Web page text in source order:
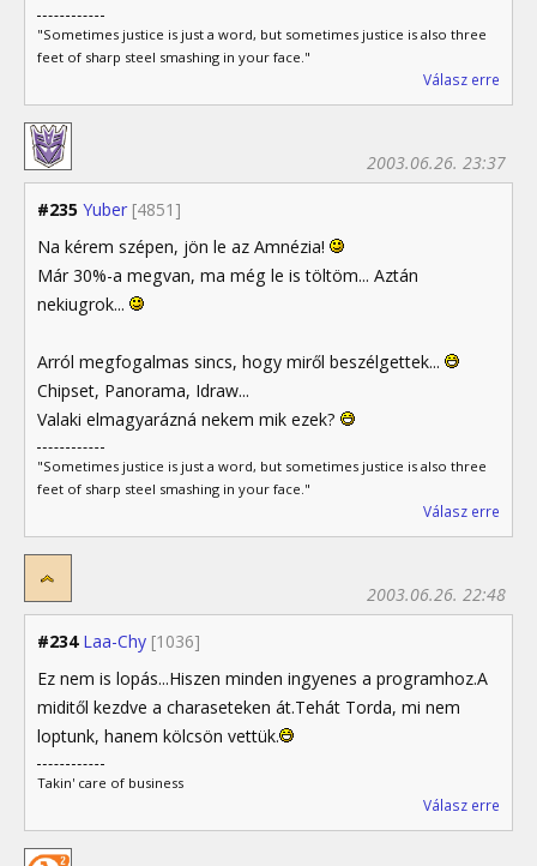
"Sometimes justice is just a word, but sometimes justice is also three
feet of sharp steel smashing in your face."
Válasz erre
#235 Yuber [4851]
2003.06.26. 23:37
Na kérem szépen, jön le az Amnézia!
Már 30%-a megvan, ma még le is töltöm... Aztán
nekiugrok...
Arról megfogalmas sincs, hogy miről beszélgettek...
Chipset, Panorama, Idraw...
Valaki elmagyarázná nekem mik ezek?
"Sometimes justice is just a word, but sometimes justice is also three
feet of sharp steel smashing in your face."
Válasz erre
#234 Laa-Chy [1036]
2003.06.26. 22:48
Ez nem is lopás...Hiszen minden ingyenes a programhoz.A
miditől kezdve a charaseteken át.Tehát Torda, mi nem
loptunk, hanem kölcsön vettük.
Takin' care of business
Válasz erre